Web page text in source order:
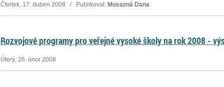
Čtvrtek, 17. duben 2008 / Publikoval: Mosazná Dana
Rozvojové programy pro veřejné vysoké školy na rok 2008 -
Úterý, 26. únor 2008